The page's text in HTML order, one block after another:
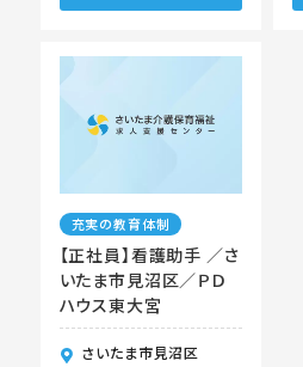
充実の教育体制
【正社員】看護助手 ／さ
いたま市見沼区／ＰＤ
ハウス東大宮
さいたま市見沼区